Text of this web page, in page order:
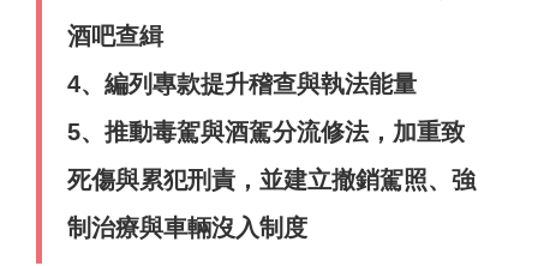
酒吧查緝
4、編列專款提升稽查與執法能量
5、推動毒駕與酒駕分流修法，加重致
死傷與累犯刑責，並建立撤銷駕照、強
制治療與車輛沒入制度